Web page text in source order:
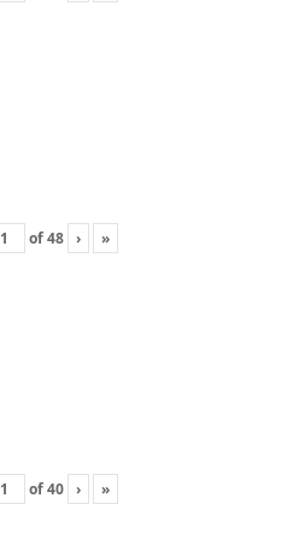
of48 › »
of40 › »